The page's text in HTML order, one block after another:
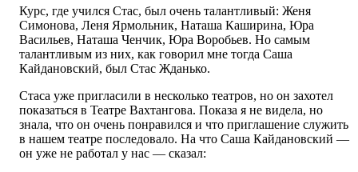
Курс, где учился Стас, был очень талантливый: Женя
Симонова, Леня Ярмольник, Наташа Каширина, Юра
Васильев, Наташа Ченчик, Юра Воробьев. Но самым
талантливым из них, как говорил мне тогда Саша
Кайдановский, был Стас Жданько.
Стаса уже пригласили в несколько театров, но он захотел
показаться в Театре Вахтангова. Показа я не видела, но
знала, что он очень понравился и что приглашение служить
в нашем театре последовало. На что Саша Кайдановский —
он уже не работал у нас — сказал: